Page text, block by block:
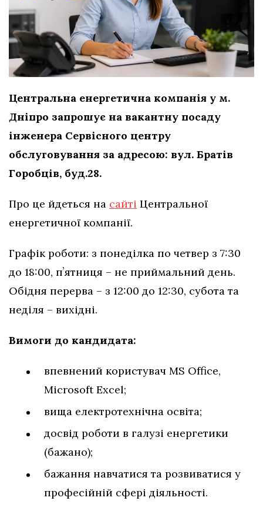
Центральна енергетична компанія у м.
Дніпро запрошує на вакантну посаду
інженера Сервісного центру
обслуговування за адресою: вул. Братів
Горобців, буд.28.
Про це йдеться на сайті Центральної
енергетичної компанії.
Графік роботи: з понеділка по четвер з 7:30
до 18:00, пʼятниця – не приймальний день.
Обідня перерва – з 12:00 до 12:30, субота та
неділя – вихідні.
Вимоги до кандидата:
впевнений користувач MS Office,
Microsoft Excel;
вища електротехнічна освіта;
досвід роботи в галузі енергетики
(бажано);
бажання навчатися та розвиватися у
професійній сфері діяльності.